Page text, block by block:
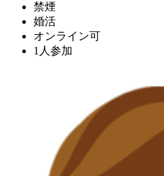
禁煙
婚活
オンライン可
1人参加